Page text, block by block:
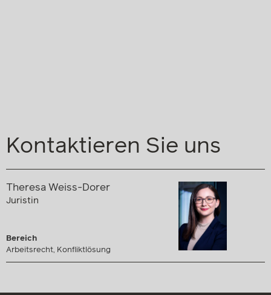
Kontaktieren Sie uns
Theresa Weiss-Dorer
Juristin
Bereich
Arbeitsrecht, Konfliktlösung